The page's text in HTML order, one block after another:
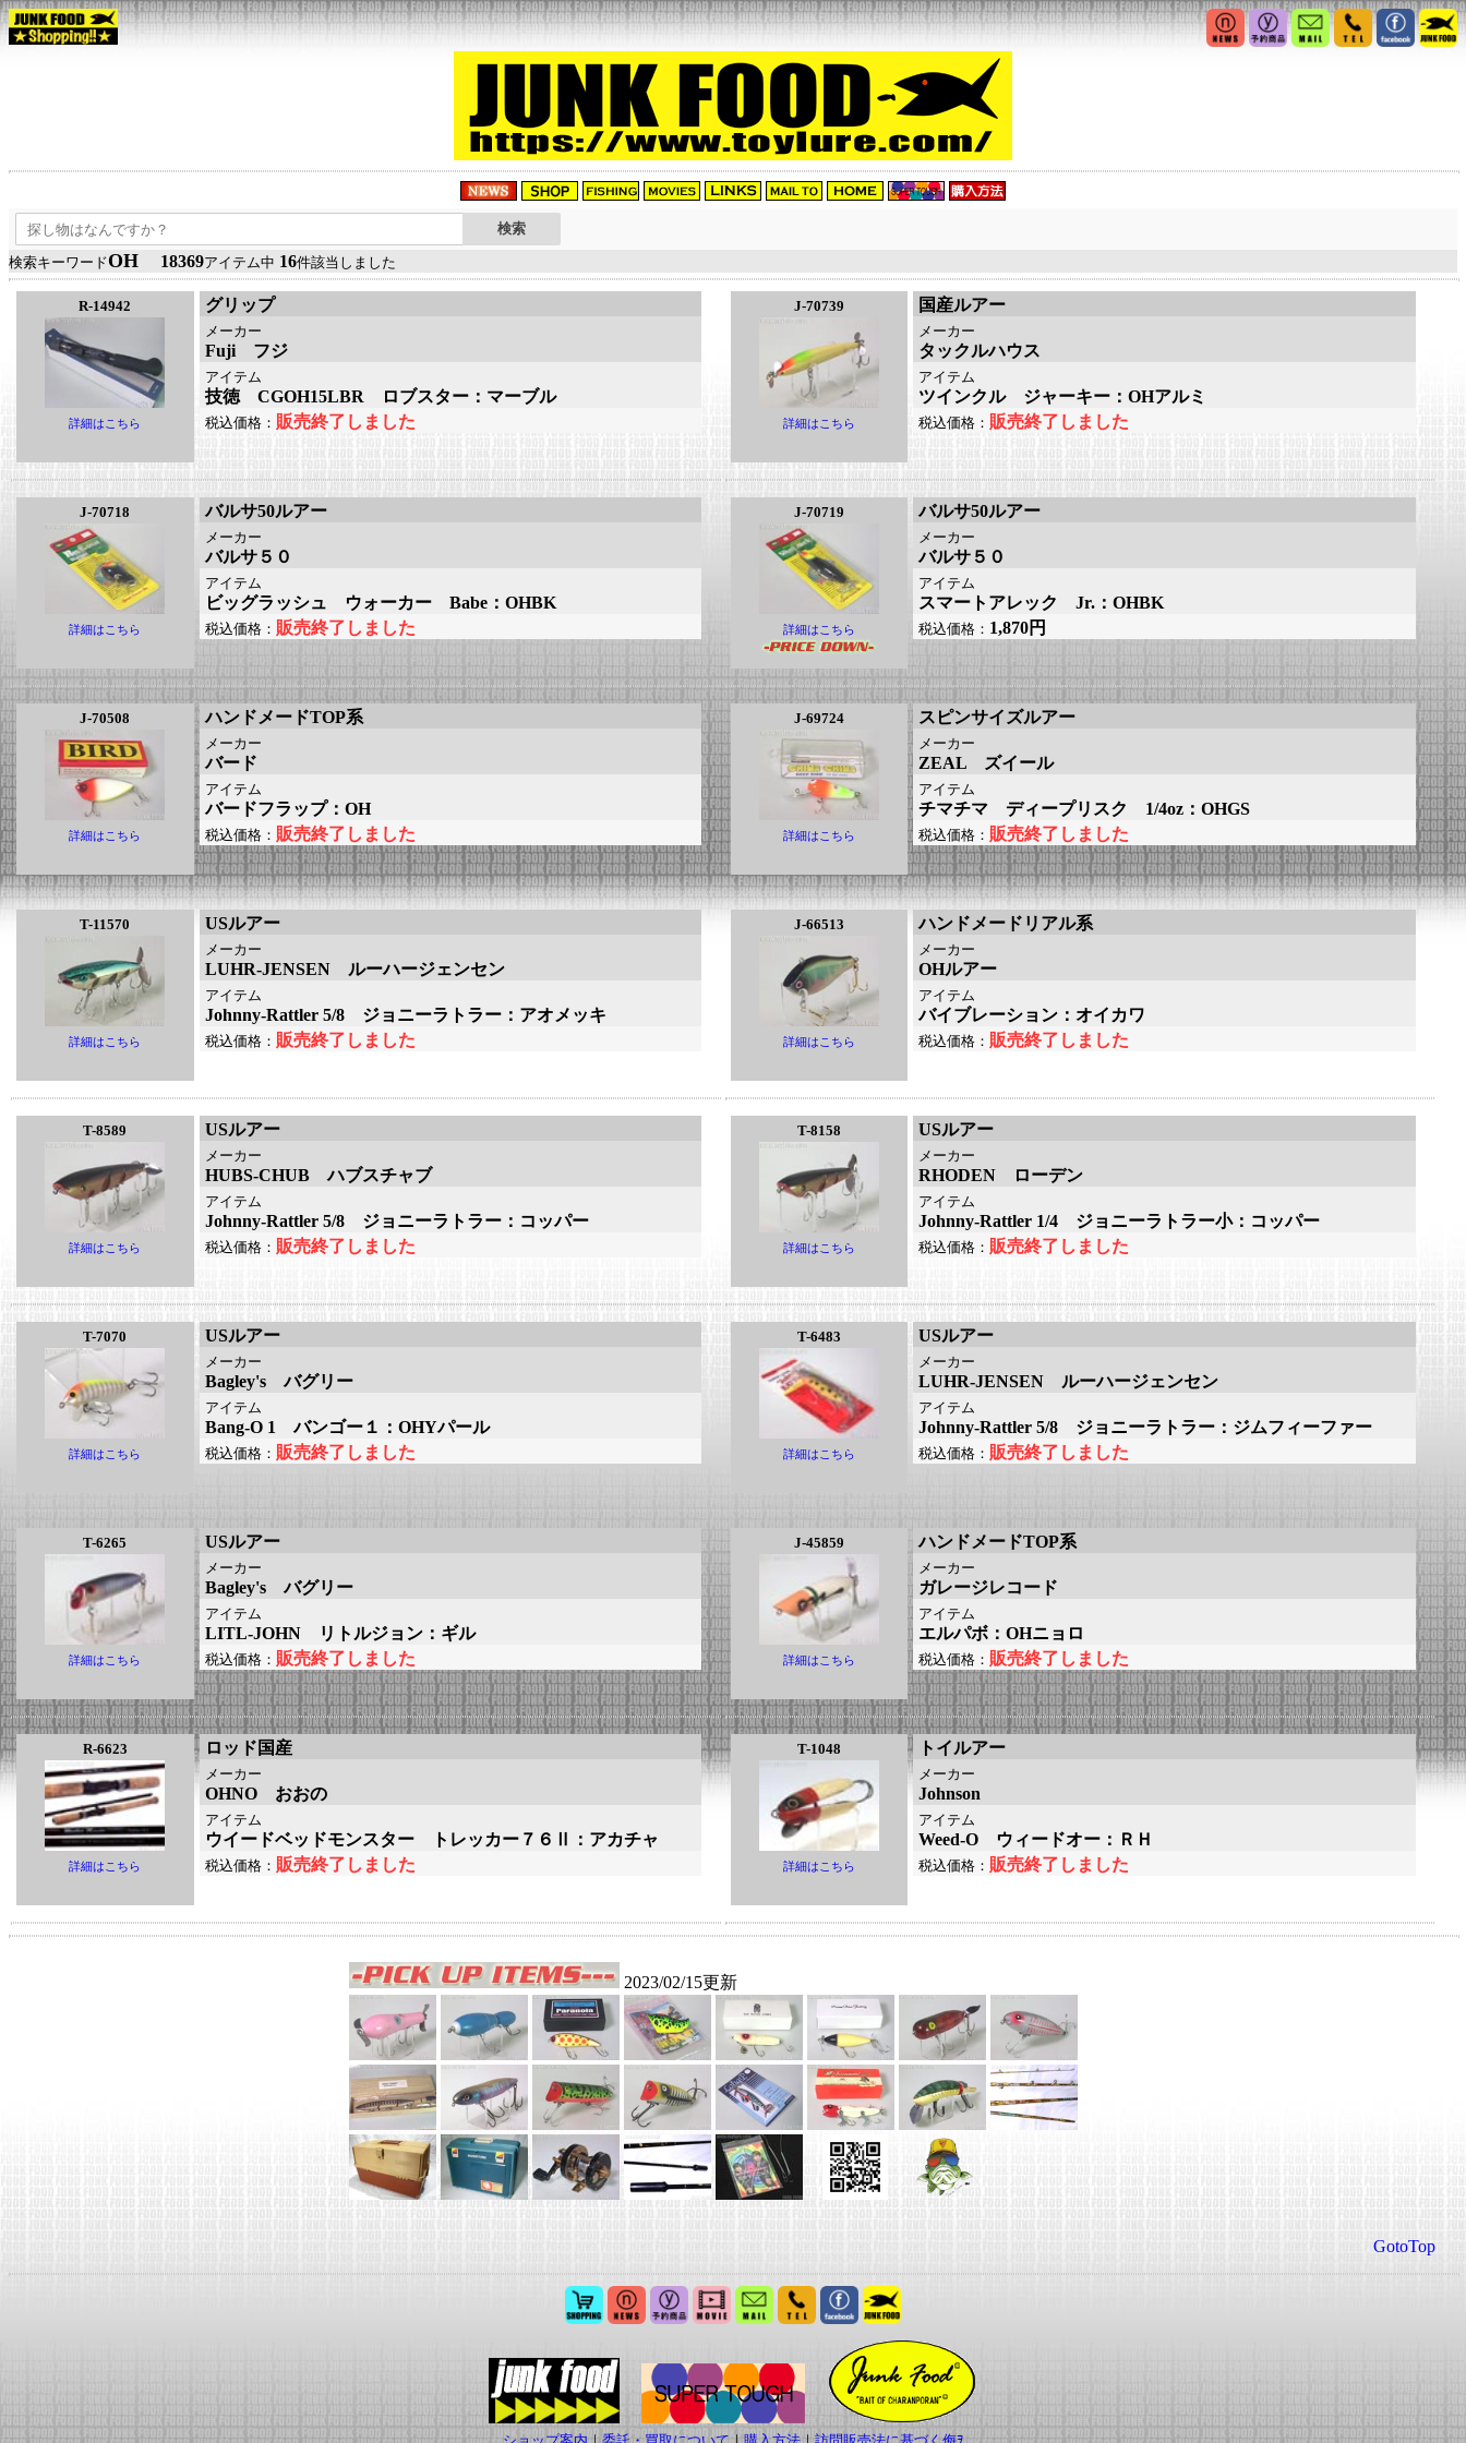
検索キーワードOH 18369アイテム中 16件該当しました
R-14942
詳細はこちら
グリップ
メーカー
Fuji フジ
アイテム
技徳 CGOH15LBR ロブスター：マーブル
税込価格： 販売終了しました
J-70739
詳細はこちら
国産ルアー
メーカー
タックルハウス
アイテム
ツインクル ジャーキー：OHアルミ
税込価格： 販売終了しました
J-70718
詳細はこちら
バルサ50ルアー
メーカー
バルサ５０
アイテム
ビッグラッシュ ウォーカー Babe：OHBK
税込価格： 販売終了しました
J-70719
詳細はこちら
バルサ50ルアー
メーカー
バルサ５０
アイテム
スマートアレック Jr.：OHBK
税込価格： 1,870円
J-70508
詳細はこちら
ハンドメードTOP系
メーカー
バード
アイテム
バードフラップ：OH
税込価格： 販売終了しました
J-69724
詳細はこちら
スピンサイズルアー
メーカー
ZEAL ズイール
アイテム
チマチマ ディープリスク 1/4oz：OHGS
税込価格： 販売終了しました
T-11570
詳細はこちら
USルアー
メーカー
LUHR-JENSEN ルーハージェンセン
アイテム
Johnny-Rattler 5/8 ジョニーラトラー：アオメッキ
税込価格： 販売終了しました
J-66513
詳細はこちら
ハンドメードリアル系
メーカー
OHルアー
アイテム
バイブレーション：オイカワ
税込価格： 販売終了しました
T-8589
詳細はこちら
USルアー
メーカー
HUBS-CHUB ハブスチャブ
アイテム
Johnny-Rattler 5/8 ジョニーラトラー：コッパー
税込価格： 販売終了しました
T-8158
詳細はこちら
USルアー
メーカー
RHODEN ローデン
アイテム
Johnny-Rattler 1/4 ジョニーラトラー小：コッパー
税込価格： 販売終了しました
T-7070
詳細はこちら
USルアー
メーカー
Bagley's バグリー
アイテム
Bang-O 1 バンゴー１：OHYパール
税込価格： 販売終了しました
T-6483
詳細はこちら
USルアー
メーカー
LUHR-JENSEN ルーハージェンセン
アイテム
Johnny-Rattler 5/8 ジョニーラトラー：ジムフィーファー
税込価格： 販売終了しました
T-6265
詳細はこちら
USルアー
メーカー
Bagley's バグリー
アイテム
LITL-JOHN リトルジョン：ギル
税込価格： 販売終了しました
J-45859
詳細はこちら
ハンドメードTOP系
メーカー
ガレージレコード
アイテム
エルパボ：OHニョロ
税込価格： 販売終了しました
R-6623
詳細はこちら
ロッド国産
メーカー
OHNO おおの
アイテム
ウイードベッドモンスター トレッカー７６Ⅱ：アカチャ
税込価格： 販売終了しました
T-1048
詳細はこちら
トイルアー
メーカー
Johnson
アイテム
Weed-O ウィードオー：ＲＨ
税込価格： 販売終了しました
GotoTop